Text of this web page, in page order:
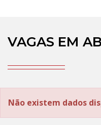
VAGAS EM
Não existem dados